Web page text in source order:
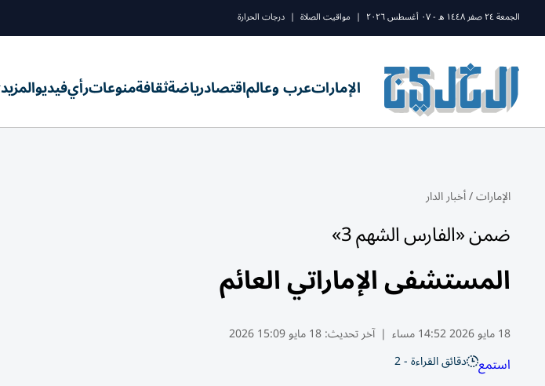
الجمعة ٢٤ صفر ١٤٤٨ ه - ٠٧ أغسطس ٢٠٢٦ | مواقيت الصلاة | درجات الحرارة
الإماراتعرب وعالماقتصادرياضةثقافةمنوعاترأيفيديوالمزيد
الإمارات/أخبار الدار
ضمن «الفارس الشهم 3»
المستشفى الإماراتي العائم
18 مايو 2026 14:52 مساء | آخر تحديث:18 مايو 15:09 2026
استمع دقائق القراءة - 2